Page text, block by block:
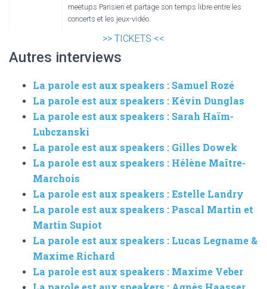
meetups Parisien et partage son temps libre entre les
concerts et les jeux-vidéo.
>> TICKETS <<
Autres interviews
La parole est aux speakers : Samuel Rozé
La parole est aux speakers : Kévin Dunglas
La parole est aux speakers : Sarah Haïm-
Lubczanski
La parole est aux speakers : Gilles Dowek
La parole est aux speakers : Hélène Maître-
Marchois
La parole est aux speakers : Estelle Landry
La parole est aux speakers : Pascal Martin et
Martin Supiot
La parole est aux speakers : Lucas Legname &
Maxime Richard
La parole est aux speakers : Maxime Veber